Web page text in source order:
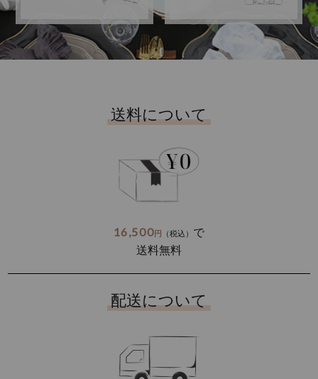
送料について
16,500円 （税込） で
送料無料
配送について